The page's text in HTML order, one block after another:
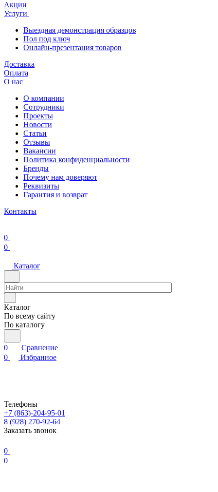
Акции
Услуги
Выездная демонстрация образцов
Пол под ключ
Онлайн-презентация товаров
Доставка
Оплата
О нас
О компании
Сотрудники
Проекты
Новости
Статьи
Отзывы
Вакансии
Политика конфиденциальности
Бренды
Почему нам доверяют
Реквизиты
Гарантия и возврат
Контакты
0
0
Каталог
Каталог
По всему сайту
По каталогу
0
Сравнение
0
Избранное
Телефоны
+7 (863)-204-95-01
8 (928) 270-92-64
Заказать звонок
0
0